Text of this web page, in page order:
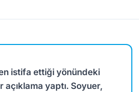
istifa ettiği yönündeki
yaptı. Soyuer,